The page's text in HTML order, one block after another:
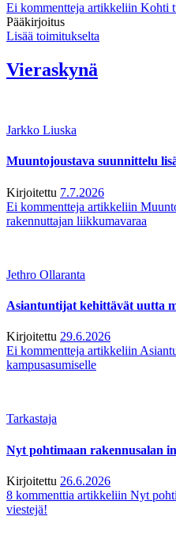
Ei kommentteja artikkeliin Kohti
Pääkirjoitus
Lisää toimitukselta
Vieraskynä
Jarkko Liuska
Muuntojoustava suunnittelu
Kirjoitettu 7.7.2026
Ei kommentteja artikkeliin
rakennuttajan liikkumavaraa
Jethro Ollaranta
Asiantuntijat kehittävät uutta
Kirjoitettu 29.6.2026
Ei kommentteja artikkeliin
kampusasumiselle
Tarkastaja
Nyt pohtimaan rakennusalan
Kirjoitettu 26.6.2026
8 kommenttia artikkeliin Nyt
viestejä!